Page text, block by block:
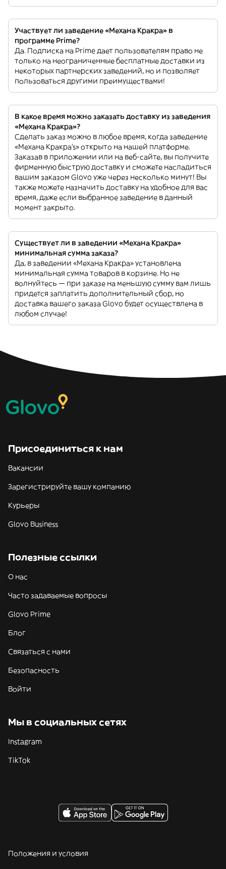
Участвует ли заведение «Механа Кракра» в
программе Prime?
Да. Подписка на Prime дает пользователям право не
только на неограниченные бесплатные доставки из
некоторых партнерских заведений, но и позволяет
пользоваться другими преимуществами!
В какое время можно заказать доставку из заведения
«Механа Кракра»?
Сделать заказ можно в любое время, когда заведение
«Механа Кракра’s» открыто на нашей платформе.
Заказав в приложении или на веб-сайте, вы получите
фирменную быструю доставку и сможете насладиться
вашим заказом Glovo уже через несколько минут! Вы
также можете назначить доставку на удобное для вас
время, даже если выбранное заведение в данный
момент закрыто.
Существует ли в заведении «Механа Кракра»
минимальная сумма заказа?
Да, в заведении «Механа Кракра» установлена
минимальная сумма товаров в корзине. Но не
волнуйтесь — при заказе на меньшую сумму вам лишь
придется заплатить дополнительный сбор, но
доставка вашего заказа Glovo будет осуществлена в
любом случае!
Присоединиться к нам
Вакансии
Зарегистрируйте вашу компанию
Курьеры
Glovo Business
Полезные ссылки
О нас
Часто задаваемые вопросы
Glovo Prime
Блог
Связаться с нами
Безопасность
Войти
Мы в социальных сетях
Instagram
TikTok
Положения и условия